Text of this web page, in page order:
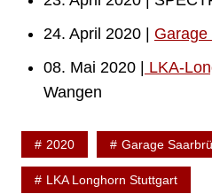
24. April 2020 | Garage
08. Mai 2020 | LKA-
Wangen
2020 Garage
LKA Longhorn Stuttgart